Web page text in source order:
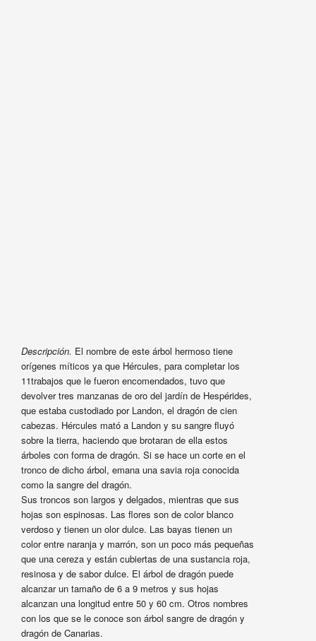
Descripción. El nombre de este árbol hermoso tiene
orígenes míticos ya que Hércules, para completar los
11trabajos que le fueron encomendados, tuvo que
devolver tres manzanas de oro del jardín de Hespérides,
que estaba custodiado por Landon, el dragón de cien
cabezas. Hércules mató a Landon y su sangre fluyó
sobre la tierra, haciendo que brotaran de ella estos
árboles con forma de dragón. Si se hace un corte en el
tronco de dicho árbol, emana una savia roja conocida
como la sangre del dragón.
Sus troncos son largos y delgados, mientras que sus
hojas son espinosas. Las flores son de color blanco
verdoso y tienen un olor dulce. Las bayas tienen un
color entre naranja y marrón, son un poco más pequeñas
que una cereza y están cubiertas de una sustancia roja,
resinosa y de sabor dulce. El árbol de dragón puede
alcanzar un tamaño de 6 a 9 metros y sus hojas
alcanzan una longitud entre 50 y 60 cm. Otros nombres
con los que se le conoce son árbol sangre de dragón y
dragón de Canarias.